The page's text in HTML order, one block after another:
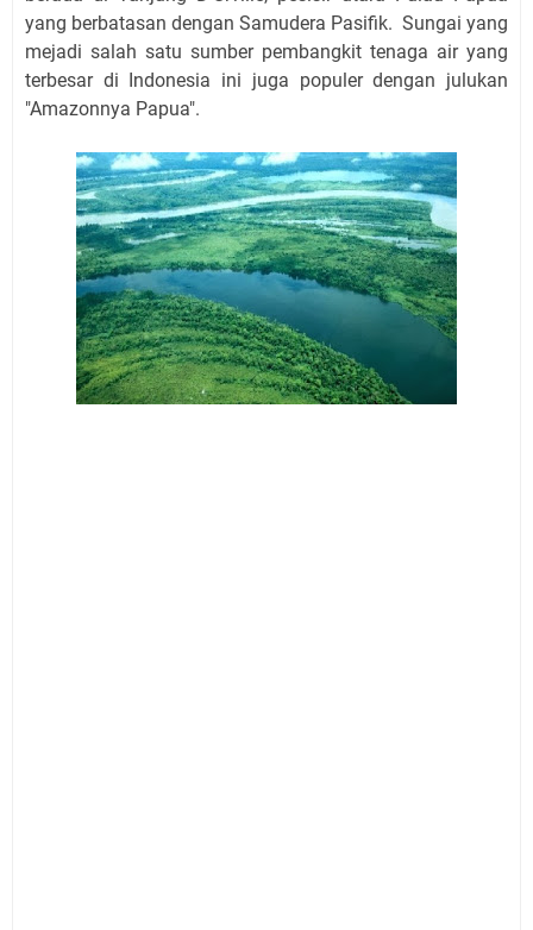
yang berbatasan dengan Samudera Pasifik. Sungai yang
mejadi salah satu sumber pembangkit tenaga air yang
terbesar di Indonesia ini juga populer dengan julukan
"Amazonnya Papua".